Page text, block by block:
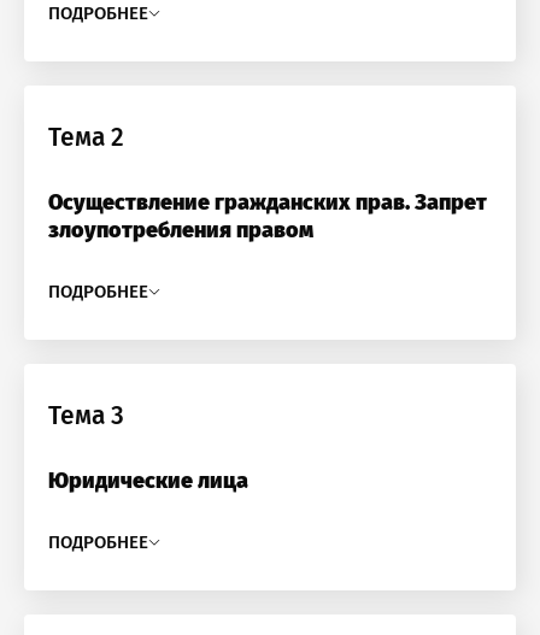
ПОДРОБНЕЕ
Тема 2
Осуществление гражданских прав. Запрет
злоупотребления правом
ПОДРОБНЕЕ
Тема 3
Юридические лица
ПОДРОБНЕЕ